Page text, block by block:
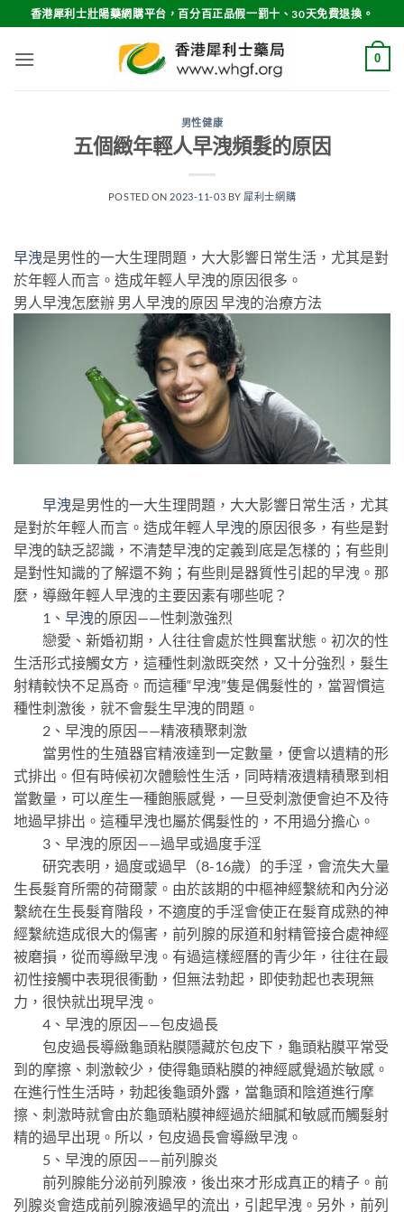
to
content
香港犀利士壯陽藥網購平台，百分百正品假一罰十、30天免費退換。
0
男性健康
五個緻年輕人早洩頻髮的原因
POSTED ON 2023-11-03 BY 犀利士網購
早洩是男性的一大生理問題，大大影響日常生活，尤其是對
於年輕人而言。造成年輕人早洩的原因很多。
男人早洩怎麼辦 男人早洩的原因 早洩的治療方法
早洩是男性的一大生理問題，大大影響日常生活，尤其
是對於年輕人而言。造成年輕人早洩的原因很多，有些是對
早洩的缺乏認識，不清楚早洩的定義到底是怎樣的；有些則
是對性知識的了解還不夠；有些則是器質性引起的早洩。那
麼，導緻年輕人早洩的主要因素有哪些呢？
1、 早洩的原因——性刺激強烈
戀愛、新婚初期，人往往會處於性興奮狀態。初次的性
生活形式接觸女方，這種性刺激既突然，又十分強烈，髮生
射精較快不足爲奇。而這種“早洩”隻是偶髮性的，當習慣這
種性刺激後，就不會髮生早洩的問題。
2、早洩的原因——精液積聚刺激
當男性的生殖器官精液達到一定數量，便會以遺精的形
式排出。但有時候初次體驗性生活，同時精液遺精積聚到相
當數量，可以産生一種飽脹感覺，一旦受刺激便會迫不及待
地過早排出。這種早洩也屬於偶髮性的，不用過分擔心。
3、早洩的原因——過早或過度手淫
研究表明，過度或過早（8-16歲）的手淫，會流失大量
生長髮育所需的荷爾蒙。由於該期的中樞神經繫統和內分泌
繫統在生長髮育階段，不適度的手淫會使正在髮育成熟的神
經繫統造成很大的傷害，前列腺的尿道和射精管接合處神經
被磨損，從而導緻早洩。有過這樣經曆的青少年，往往在最
初性接觸中表現很衝動，但無法勃起，即使勃起也表現無
力，很快就出現早洩。
4、早洩的原因——包皮過長
包皮過長導緻龜頭粘膜隱藏於包皮下，龜頭粘膜平常受
到的摩擦、刺激較少，使得龜頭粘膜的神經感覺過於敏感。
在進行性生活時，勃起後龜頭外露，當龜頭和陰道進行摩
擦、刺激時就會由於龜頭粘膜神經過於細膩和敏感而觸髮射
精的過早出現。所以，包皮過長會導緻早洩。
5、早洩的原因——前列腺炎
前列腺能分泌前列腺液，後出來才形成真正的精子。前
列腺炎會造成前列腺液過早的流出，引起早洩。另外，前列